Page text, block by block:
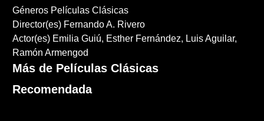
Géneros Películas Clásicas
Director(es) Fernando A. Rivero
Actor(es) Emilia Guiú Esther Fernández
Luis Aguilar
Ramón Armengod
Más de Películas Clásicas
Recomendada